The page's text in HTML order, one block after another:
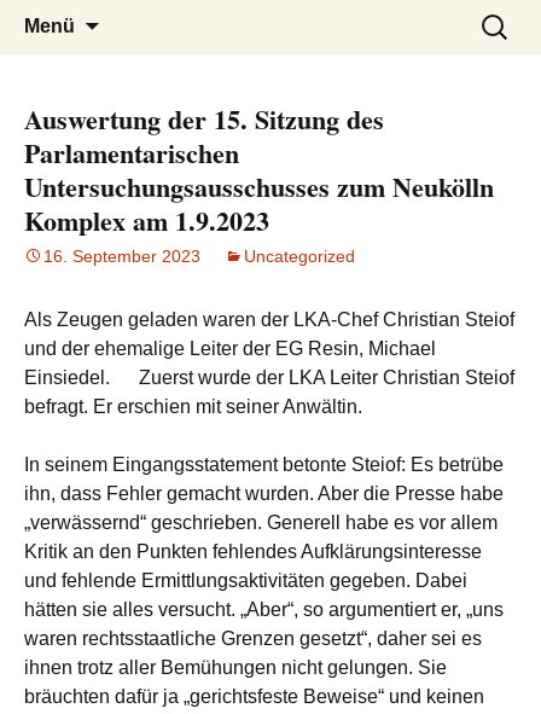
burak
Menü
Suchen
nach:
Auswertung der 15. Sitzung des
Parlamentarischen
Untersuchungsausschusses zum Neukölln
Komplex am 1.9.2023
16. September 2023 Uncategorized
Als Zeugen geladen waren der LKA-Chef Christian Steiof
und der ehemalige Leiter der EG Resin, Michael
Einsiedel. Zuerst wurde der LKA Leiter Christian Steiof
befragt. Er erschien mit seiner Anwältin.
In seinem Eingangsstatement betonte Steiof: Es betrübe
ihn, dass Fehler gemacht wurden. Aber die Presse habe
„verwässernd“ geschrieben. Generell habe es vor allem
Kritik an den Punkten fehlendes Aufklärungsinteresse
und fehlende Ermittlungsaktivitäten gegeben. Dabei
hätten sie alles versucht. „Aber“, so argumentiert er, „uns
waren rechtsstaatliche Grenzen gesetzt“, daher sei es
ihnen trotz aller Bemühungen nicht gelungen. Sie
bräuchten dafür ja „gerichtsfeste Beweise“ und keinen